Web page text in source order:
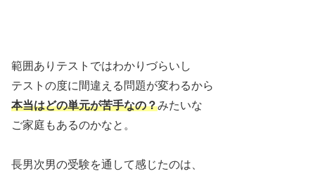
範囲ありテストではわかりづらいし
テストの度に間違える問題が変わるから
本当はどの単元が苦手なの？みたいな
ご家庭もあるのかなと。
長男次男の受験を通して感じたのは、